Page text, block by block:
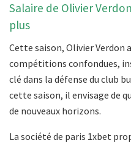
Salaire de Olivier
plus
Cette saison, Olivier Verdon
compétitions confondues,
clé dans la défense du club
cette saison, il envisage de
de nouveaux horizons.
La société de paris 1xbet